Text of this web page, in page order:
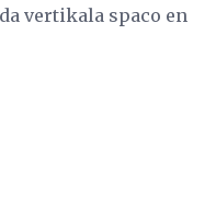
vertikala spaco en